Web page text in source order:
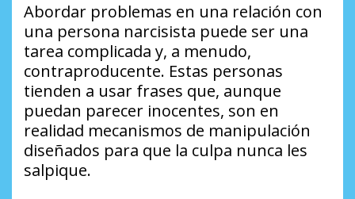
Abordar problemas en una relación con
una persona narcisista puede ser una
tarea complicada y, a menudo,
contraproducente. Estas personas
tienden a usar frases que, aunque
puedan parecer inocentes, son en
realidad mecanismos de manipulación
diseñados para que la culpa nunca les
salpique.